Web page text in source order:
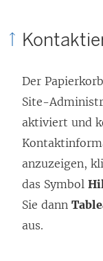
Der
Site-
aktiviert und
anzuzeigen,
das Symbol
Sie dann
aus.